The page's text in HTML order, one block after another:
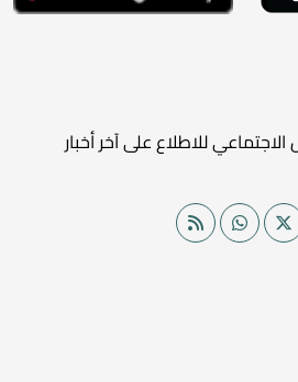
للاطلاع على آخر أخبار